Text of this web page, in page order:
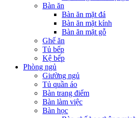
Bàn ăn
Bàn ăn mặt đá
Bàn ăn mặt kính
Bàn ăn mặt gỗ
Ghế ăn
Tủ bếp
Kệ bếp
Phòng ngủ
Giường ngủ
Tủ quần áo
Bàn trang điểm
Bàn làm việc
Bàn học